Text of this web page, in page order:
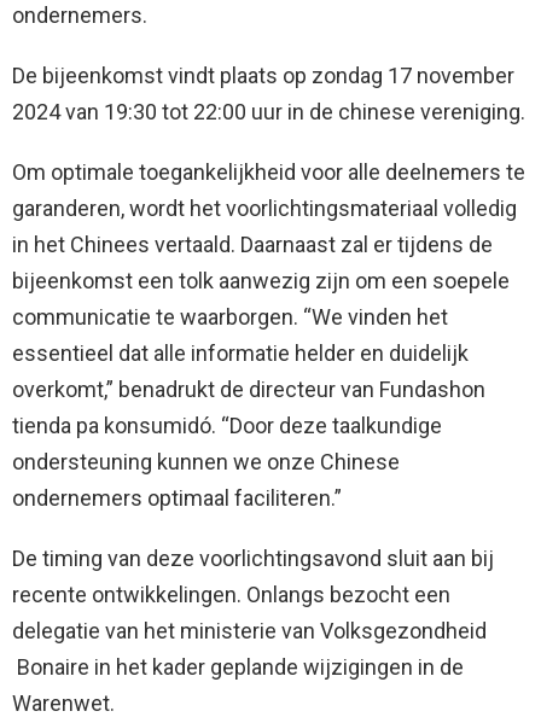
ondernemers.
De bijeenkomst vindt plaats op zondag 17 november
2024 van 19:30 tot 22:00 uur in de chinese vereniging.
Om optimale toegankelijkheid voor alle deelnemers te
garanderen, wordt het voorlichtingsmateriaal volledig
in het Chinees vertaald. Daarnaast zal er tijdens de
bijeenkomst een tolk aanwezig zijn om een soepele
communicatie te waarborgen. “We vinden het
essentieel dat alle informatie helder en duidelijk
overkomt,” benadrukt de directeur van Fundashon
tienda pa konsumidó. “Door deze taalkundige
ondersteuning kunnen we onze Chinese
ondernemers optimaal faciliteren.”
De timing van deze voorlichtingsavond sluit aan bij
recente ontwikkelingen. Onlangs bezocht een
delegatie van het ministerie van Volksgezondheid
Bonaire in het kader geplande wijzigingen in de
Warenwet.